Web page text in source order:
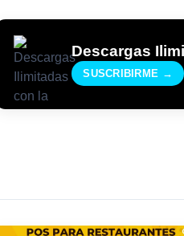
Descargas
SUSCRIBIRME →